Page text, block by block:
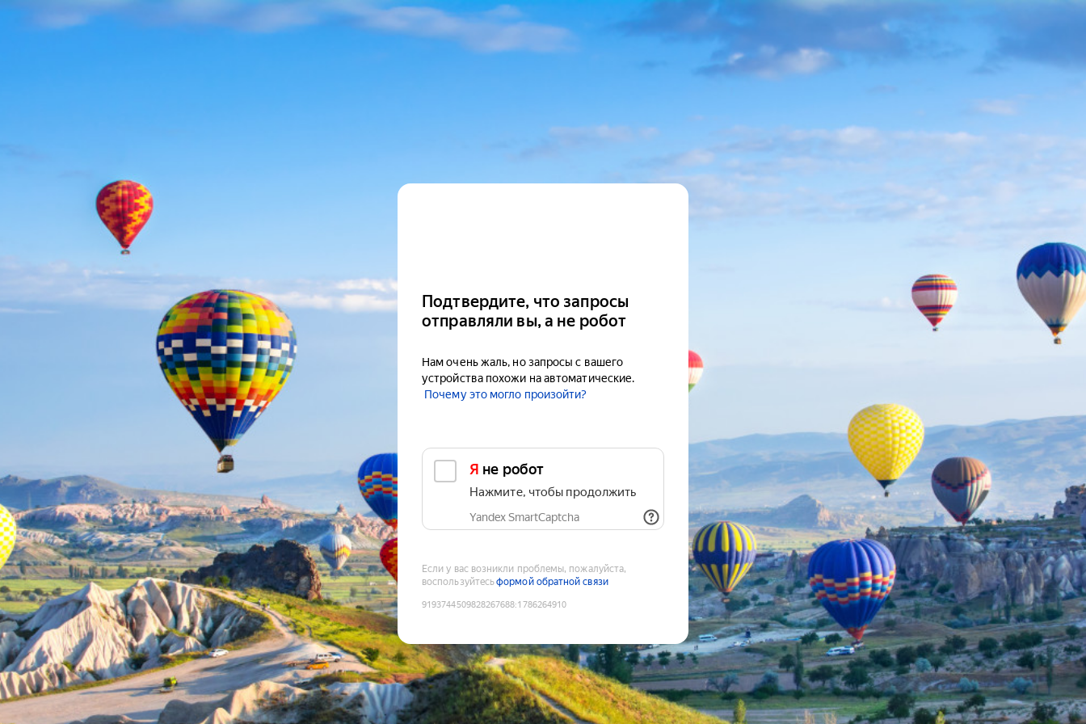
Подтвердите, что запросы
отправляли вы, а не робот
Нам очень жаль, но запросы с вашего
устройства похожи на автоматические.
Почему это могло произойти?
Я не робот
Нажмите, чтобы продолжить
Yandex SmartCaptcha
Если у вас возникли проблемы, пожалуйста,
воспользуйтесьформой обратной связи
9193744509828267688:1786264910